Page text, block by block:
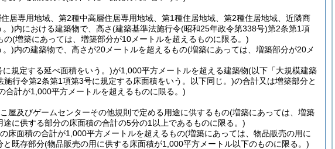
居専用地域、第2種中高層住居専用地域、第1種住居地域、第2種住居地域、近隣商
。)内における建築物で、高さ(建築基準法施行令(昭和25年政令第338号)第2条第1項
の(増築にあっては、増築部分が10メートルを超えるものに限る。)
。)内の建築物で、高さが20メートルを超えるもの(増築にあっては、増築部分が20メ
規定する延べ面積をいう。)が1,000平方メートルを超える建築物(以下「大規模建築
施行令第2条第1項第3号に規定する床面積をいう。以下同じ。)の合計又は増築部分と
合計が1,000平方メートルを超えるものに限る。)
屋及びゲームセンターその他規則で定める用途に供するもの(増築にあっては、増築
に供する部分の床面積の合計の5分の1以上であるものに限る。)
床面積の合計が1,000平方メートルを超えるもの(増築にあっては、物品販売の用に
と既存部分(物品販売の用に供する床面積が1,000平方メートル以下のものに限る。)